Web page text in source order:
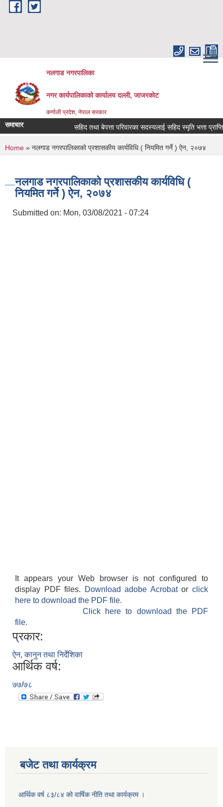
Skip to main content
नलगाड नगरपालिका
नगर कार्यपालिकाको कार्यालय दल्ली, जाजरकाेट
कर्णाली प्रदेश, नेपाल सरकार
समाचार सहिद तथा बेपत्ता परिवारका सदस्यलाई सहिद स्मृति भत्ता प्राप्तिको
You are here
Home » नलगाड नगरपालिकाको प्रशासकीय कार्यविधि ( नियमित गर्ने ) ऐन, २०७४
नलगाड नगरपालिकाको प्रशासकीय कार्यविधि (
नियमित गर्ने ) ऐन, २०७४
Submitted on: Mon, 03/08/2021 - 07:24
It appears your Web browser is not configured to
display PDF files.
Download adobe Acrobatorclick
here to download the PDF file.
Click here to download the PDF
file.
प्रकार:
ऐन, कानुन तथा निर्देशिका
आर्थिक वर्ष:
७७/७८
बजेट तथा कार्यक्रम
आर्थिक वर्ष ८३/८४ को वार्षिक नीति तथा कार्यक्रम ।